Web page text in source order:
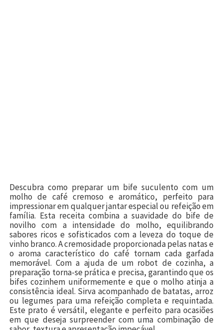
Descubra como preparar um bife suculento com um
molho de café cremoso e aromático, perfeito para
impressionar em qualquer jantar especial ou refeição em
família. Esta receita combina a suavidade do bife de
novilho com a intensidade do molho, equilibrando
sabores ricos e sofisticados com a leveza do toque de
vinho branco. A cremosidade proporcionada pelas natas e
o aroma característico do café tornam cada garfada
memorável. Com a ajuda de um robot de cozinha, a
preparação torna-se prática e precisa, garantindo que os
bifes cozinhem uniformemente e que o molho atinja a
consistência ideal. Sirva acompanhado de batatas, arroz
ou legumes para uma refeição completa e requintada.
Este prato é versátil, elegante e perfeito para ocasiões
em que deseja surpreender com uma combinação de